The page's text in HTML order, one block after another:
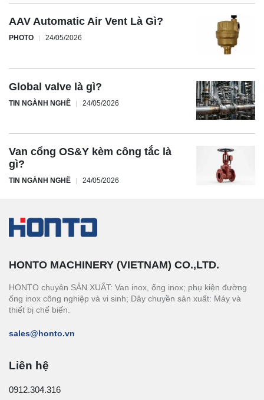
AAV Automatic Air Vent Là Gì?
PHOTO 24/05/2026
Global valve là gì?
TIN NGÀNH NGHỀ 24/05/2026
Van cổng OS&Y kèm công tắc là
gì?
TIN NGÀNH NGHỀ 24/05/2026
HONTO MACHINERY (VIETNAM) CO.,LTD.
HONTO chuyên SẢN XUẤT: Van inox, ống inox; phụ kiện đường
ống inox công nghiệp và vi sinh; Dây chuyền sản xuất: Máy và
thiết bị chế biến.
sales@honto.vn
Liên hệ
0912.304.316